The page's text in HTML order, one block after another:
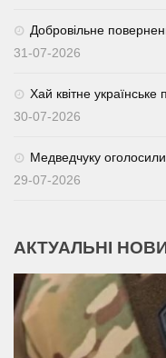
Добровільне
31-07-2026
Хай квітне
30-07-2026
Медведчуку
29-07-2026
АКТУАЛЬНІ